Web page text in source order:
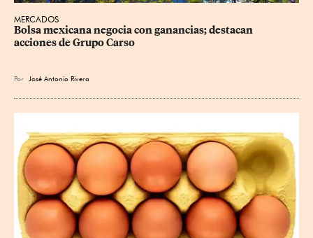
MERCADOS
Bolsa mexicana negocia con ganancias; destacan
acciones de Grupo Carso
Por José Antonio Rivera